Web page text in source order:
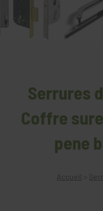
Serrures
Coffre
pene
Accueil >